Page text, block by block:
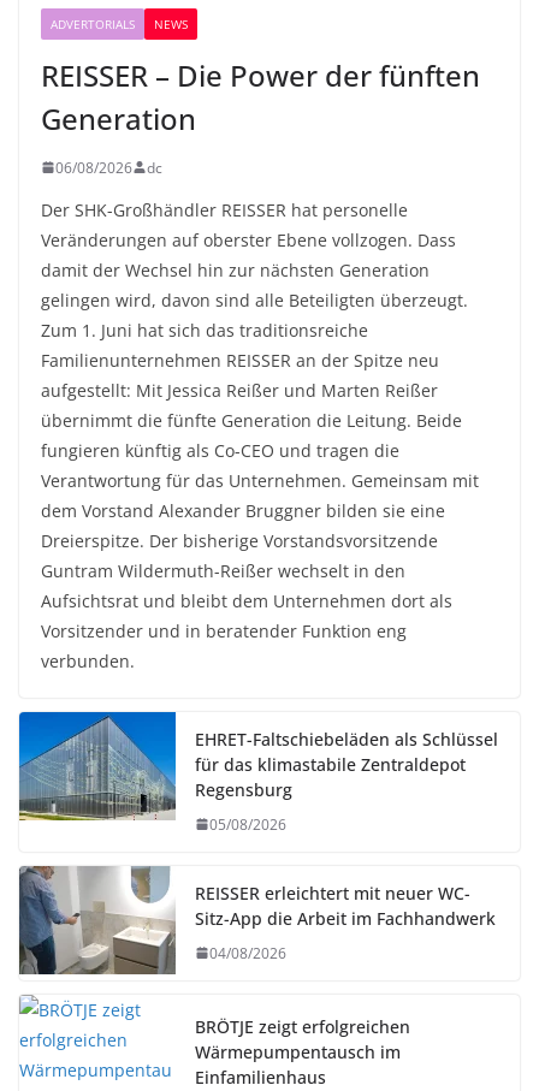
ADVERTORIALS NEWS
REISSER – Die Power der fünften
Generation
06/08/2026 dc
Der SHK-Großhändler REISSER hat personelle
Veränderungen auf oberster Ebene vollzogen. Dass
damit der Wechsel hin zur nächsten Generation
gelingen wird, davon sind alle Beteiligten überzeugt.
Zum 1. Juni hat sich das traditionsreiche
Familienunternehmen REISSER an der Spitze neu
aufgestellt: Mit Jessica Reißer und Marten Reißer
übernimmt die fünfte Generation die Leitung. Beide
fungieren künftig als Co-CEO und tragen die
Verantwortung für das Unternehmen. Gemeinsam mit
dem Vorstand Alexander Bruggner bilden sie eine
Dreierspitze. Der bisherige Vorstandsvorsitzende
Guntram Wildermuth-Reißer wechselt in den
Aufsichtsrat und bleibt dem Unternehmen dort als
Vorsitzender und in beratender Funktion eng
verbunden.
EHRET-Faltschiebeläden als Schlüssel
für das klimastabile Zentraldepot
Regensburg
05/08/2026
REISSER erleichtert mit neuer WC-
Sitz-App die Arbeit im Fachhandwerk
04/08/2026
BRÖTJE zeigt erfolgreichen
Wärmepumpentausch im
Einfamilienhaus